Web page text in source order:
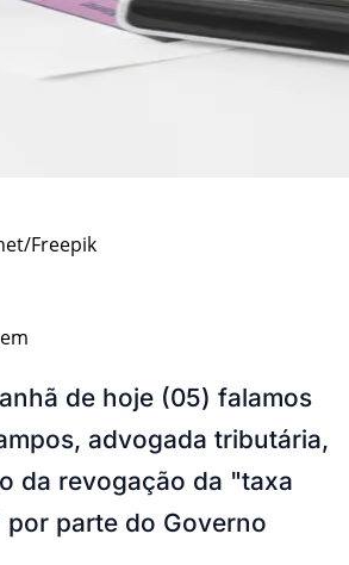
Freepik
de hoje (05) falamos
advogada tributária,
da revogação da "taxa
parte do Governo